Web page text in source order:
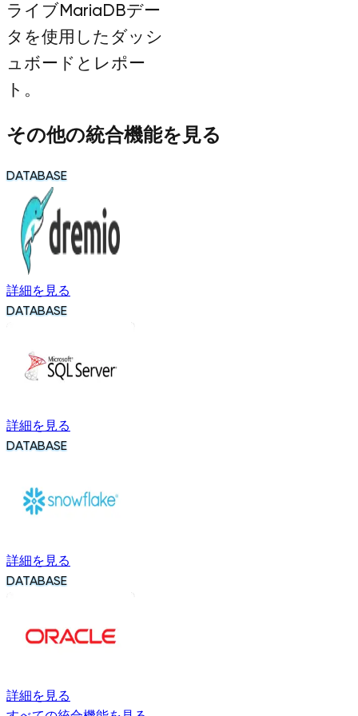
ライブMariaDBデー
タを使用したダッシ
ュボードとレポー
ト。
その他の統合機能を見る
DATABASE
詳細を見る
DATABASE
詳細を見る
DATABASE
詳細を見る
DATABASE
詳細を見る